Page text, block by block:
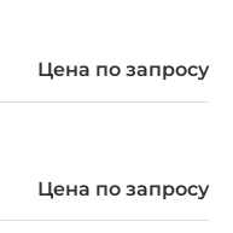
Цена по запросу
Цена по запросу